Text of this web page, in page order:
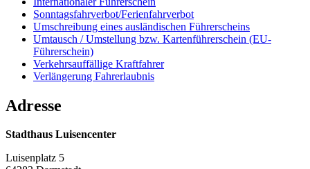
Sonntagsfahrverbot/Ferienfahrverbot
Umschreibung eines ausländischen Führerscheins
Umtausch / Umstellung bzw. Kartenführerschein (EU-
Führerschein)
Verkehrsauffällige Kraftfahrer
Verlängerung Fahrerlaubnis
Adresse
Stadthaus Luisencenter
Luisenplatz 5